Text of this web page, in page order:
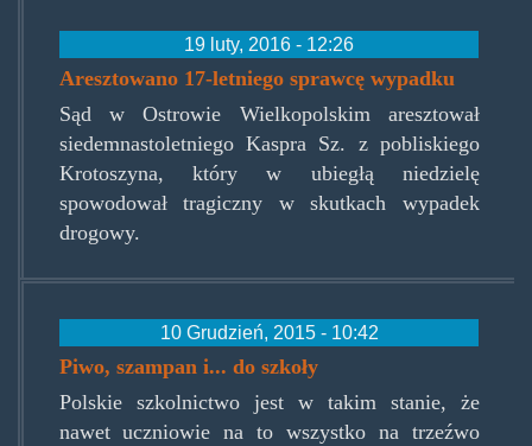
19 luty, 2016 - 12:26
Aresztowano 17-letniego sprawcę wypadku
Sąd w Ostrowie Wielkopolskim aresztował
siedemnastoletniego Kaspra Sz. z pobliskiego
Krotoszyna, który w ubiegłą niedzielę
spowodował tragiczny w skutkach wypadek
drogowy.
10 Grudzień, 2015 - 10:42
Piwo, szampan i... do szkoły
Polskie szkolnictwo jest w takim stanie, że
nawet uczniowie na to wszystko na trzeźwo